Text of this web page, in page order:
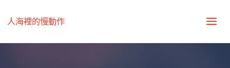
人海裡的慢動作